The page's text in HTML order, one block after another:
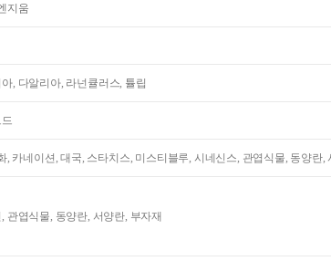
지움
, 다알리아, 라넌큘러스, 튤립
, 카네이션, 대국, 스타치스, 미스티블루, 시네신스, 관엽식물, 동양란,
관엽식물, 동양란, 서양란, 부자재